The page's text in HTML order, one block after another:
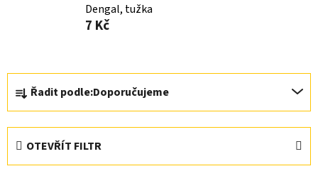
Dengal, tužka
7 Kč
z
Řadit podle:Doporučujeme
OTEVŘÍT FILTR